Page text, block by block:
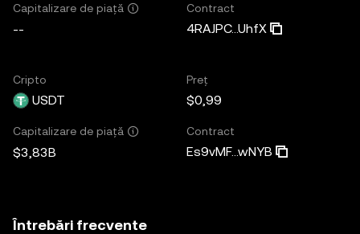
Capitalizare de piață
--
Contract
4RAJPC...UhfX
Cripto
USDT
Preț
$0,99
Capitalizare de piață
$3,83B
Contract
Es9vMF...wNYB
Întrebări frecvente